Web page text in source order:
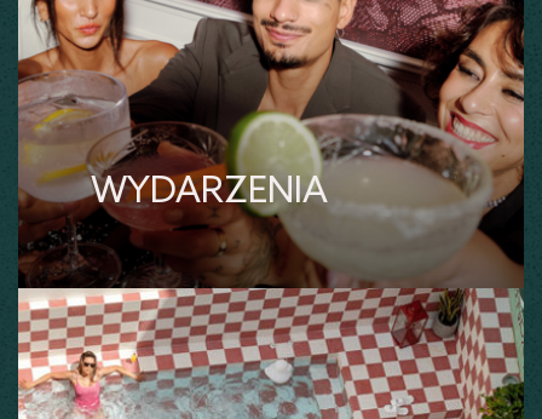
WYDARZENIA